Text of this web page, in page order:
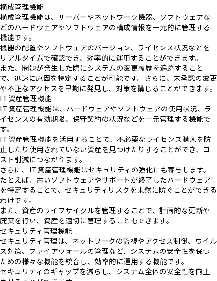
構成管理機能
構成管理機能は、サーバーやネットワーク機器、ソフトウェアな
どのハードウェアやソフトウェアの構成情報を一元的に管理する
機能です。
機器の配置やソフトウェアのバージョン、ライセンス状況などを
リアルタイムで確認でき、効率的に運用することができます。
また、問題が発生した際にシステムの変更履歴を追跡すること
で、迅速に原因を特定することが可能です。さらに、未承認の変更
や不正なアクセスを早期に発見し、対策を講じることができます。
IT資産管理機能
IT資産管理機能は、ハードウェアやソフトウェアの使用状況、ラ
イセンスの有効期限、保守契約の状況などを一元管理する機能で
す。
IT資産管理機能を活用することで、不必要なライセンス購入を防
止したり使用されていない資産を見つけたりすることができ、コ
スト削減につながります。
さらに、IT資産管理機能はセキュリティの強化にも寄与します。
たとえば、古いソフトウェアやサポートが終了したハードウェア
を特定することで、セキュリティリスクを未然に防ぐことができる
わけです。
また、資産のライフサイクルを管理することで、計画的な更新や
廃棄を行い、資産を適切に管理することもできます。
セキュリティ管理機能
セキュリティ管理は、ネットワークの監視やアクセス制御、ウイル
ス対策、ファイアウォールの管理など、システムの安全性を保つ
ための様々な機能を統合し、効率的に運用する機能です。
セキュリティのギャップを減らし、システム全体の安全性を向上